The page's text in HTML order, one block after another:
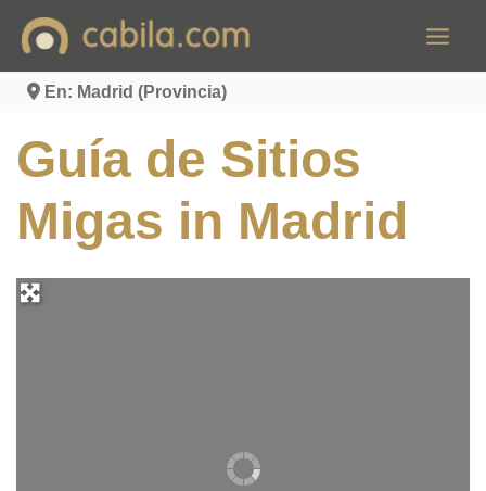
contenido
En: Madrid (Provincia)
Guía de Sitios
Migas in Madrid